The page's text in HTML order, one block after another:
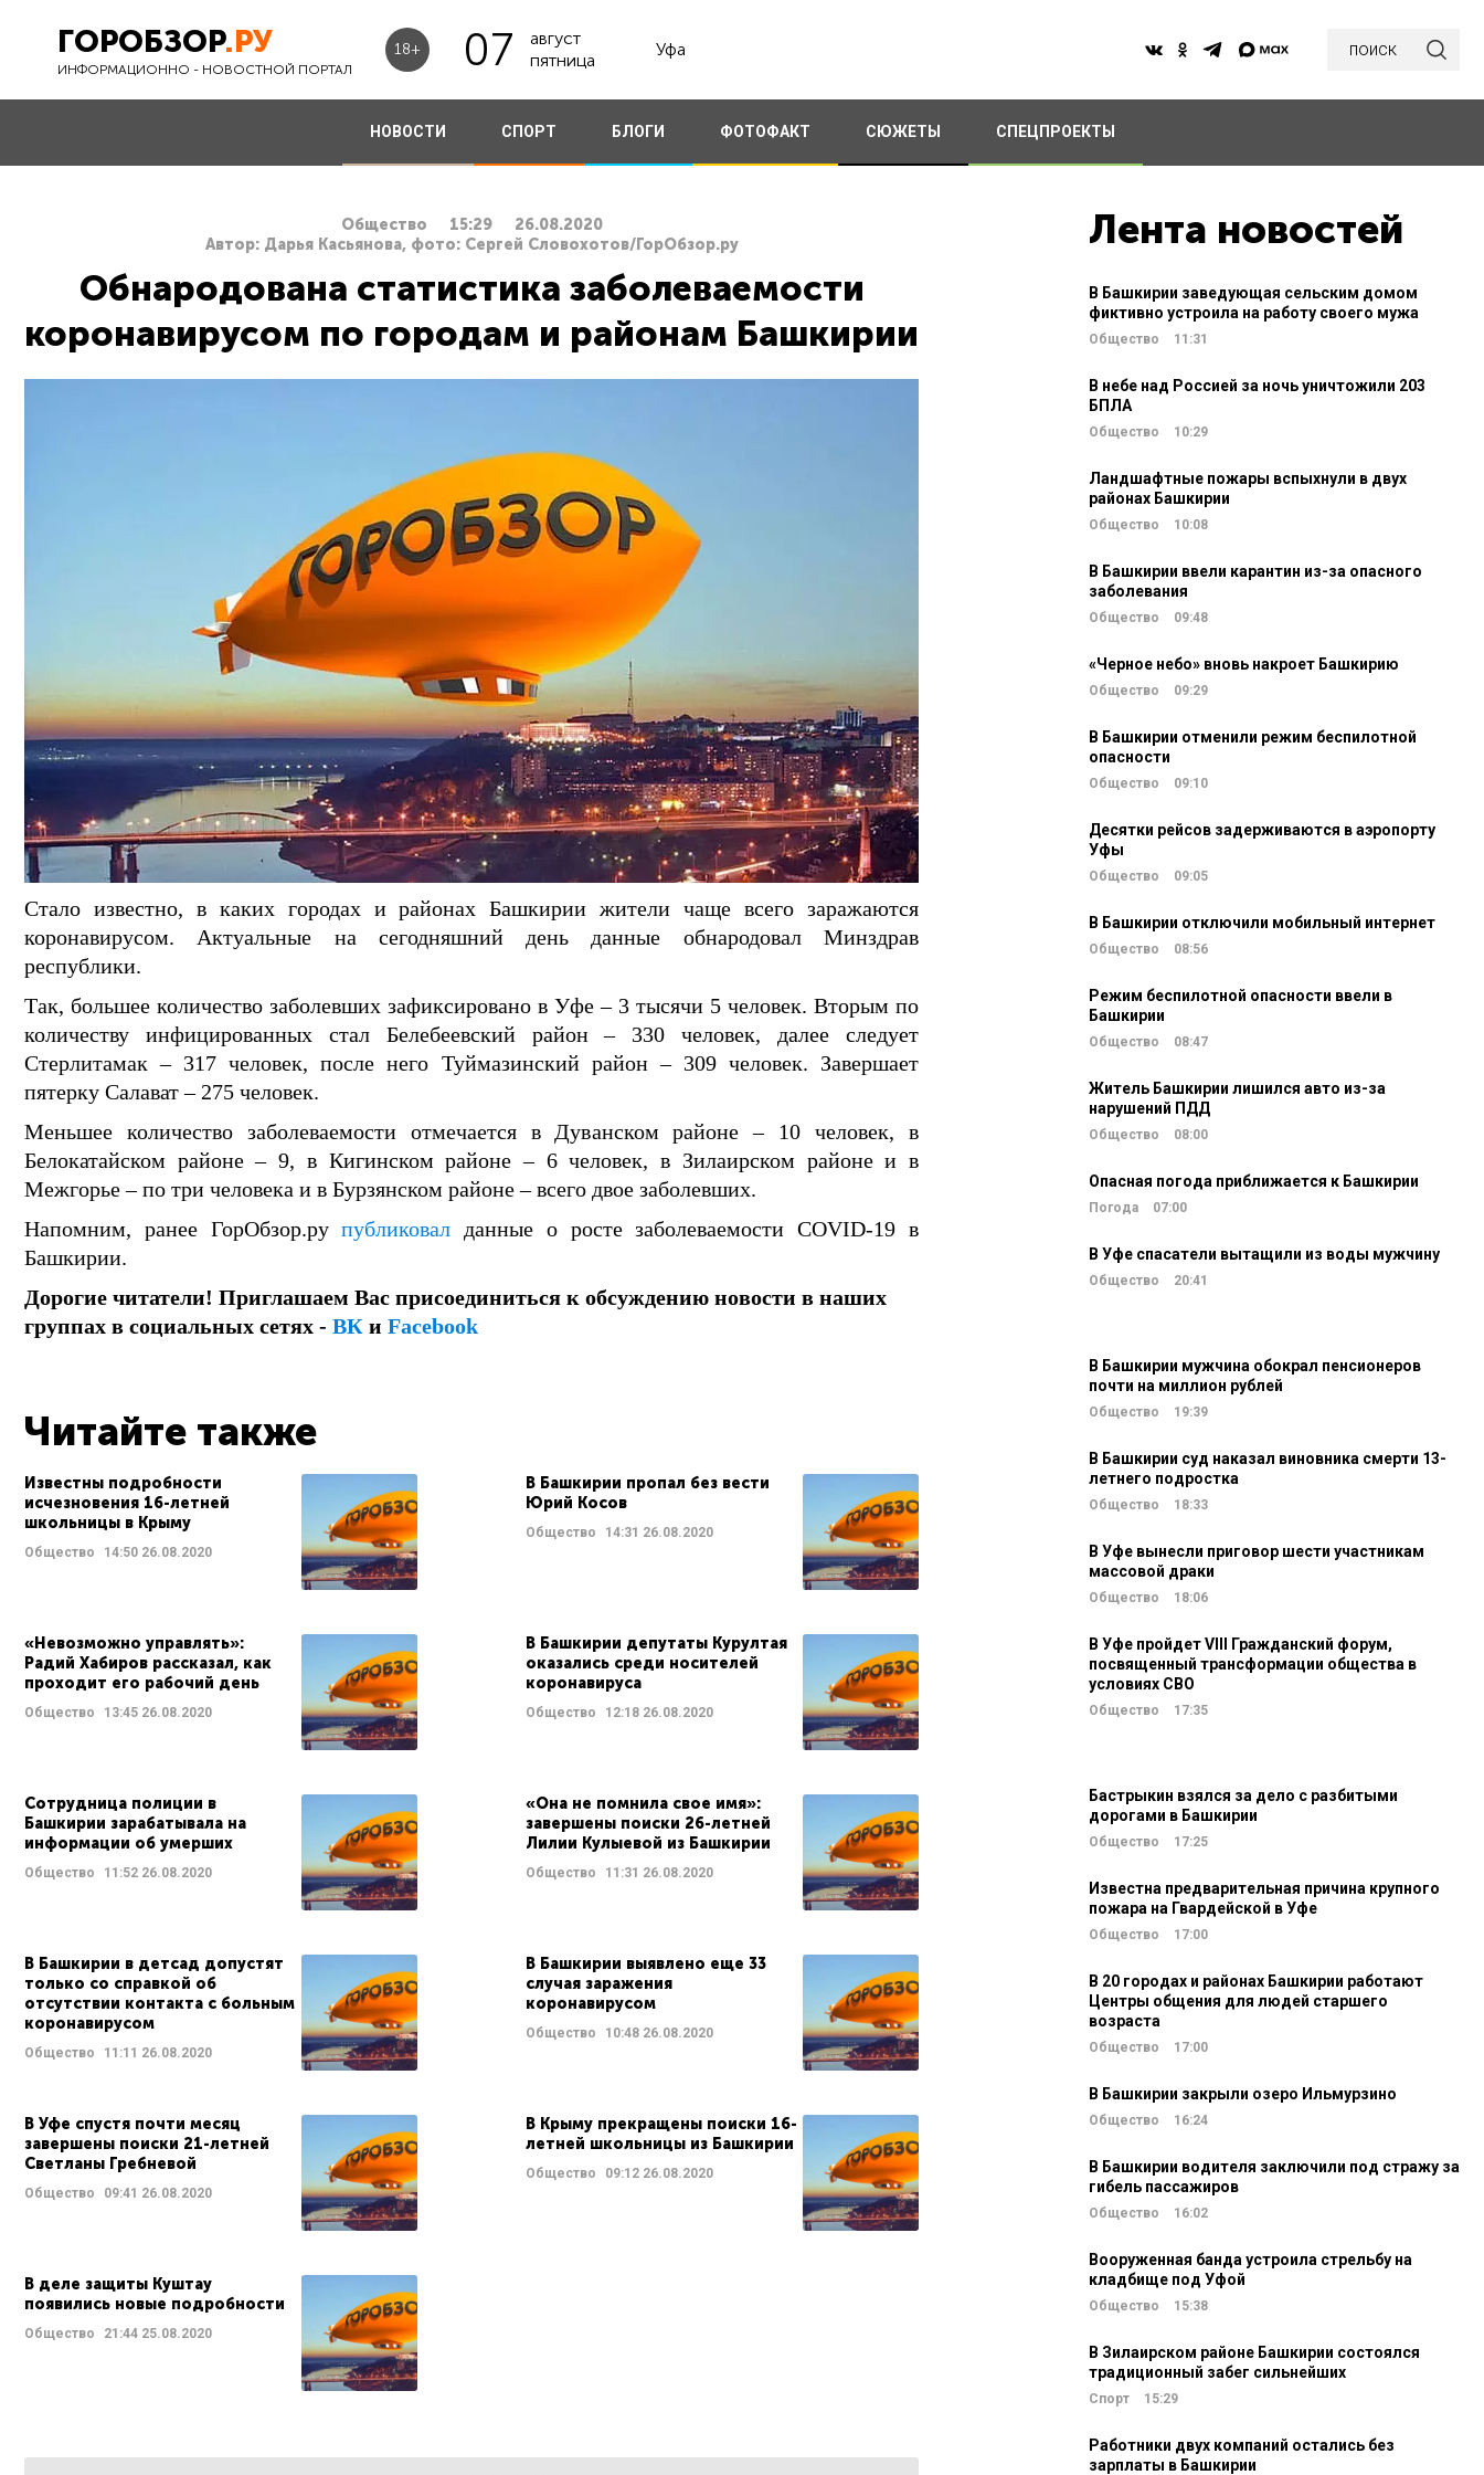
ГОРОБЗОР.РУ
ИНФОРМАЦИОННО - НОВОСТНОЙ ПОРТАЛ
18+ 07
август
пятница
Уфа поиск
НОВОСТИ СПОРТ БЛОГИ ФОТОФАКТ СЮЖЕТЫ СПЕЦПРОЕКТЫ
Общество 15:29
26.08.2020
Автор: Дарья Касьянова, фото: Сергей Словохотов/ГорОбзор.ру
Обнародована статистика заболеваемости
коронавирусом по городам и районам Башкирии
Стало известно, в каких городах и районах Башкирии жители чаще всего заражаются
коронавирусом. Актуальные на сегодняшний день данные обнародовал Минздрав
республики.
Так, большее количество заболевших зафиксировано в Уфе – 3 тысячи 5 человек. Вторым по
количеству инфицированных стал Белебеевский район – 330 человек, далее следует
Стерлитамак – 317 человек, после него Туймазинский район – 309 человек. Завершает
пятерку Салават – 275 человек.
Меньшее количество заболеваемости отмечается в Дуванском районе – 10 человек, в
Белокатайском районе – 9, в Кигинском районе – 6 человек, в Зилаирском районе и в
Межгорье – по три человека и в Бурзянском районе – всего двое заболевших.
Напомним, ранее ГорОбзор.рупубликовал данные о росте заболеваемости COVID-19 в
Башкирии.
Дорогие читатели! Приглашаем Вас присоединиться к обсуждению новости в наших
группах в социальных сетях - ВК и Facebook
Читайте также
Известны подробности
исчезновения 16-летней
школьницы в Крыму
Общество 14:50 26.08.2020
В Башкирии пропал без вести
Юрий Косов
Общество 14:31 26.08.2020
«Невозможно управлять»:
Радий Хабиров рассказал, как
проходит его рабочий день
Общество 13:45 26.08.2020
В Башкирии депутаты Курултая
оказались среди носителей
коронавируса
Общество 12:1826.08.2020
Сотрудница полиции в
Башкирии зарабатывала на
информации об умерших
Общество 11:52 26.08.2020
«Она не помнила свое имя»:
завершены поиски 26-летней
Лилии Кулыевой из Башкирии
Общество 11:31 26.08.2020
В Башкирии в детсад допустят
только со справкой об
отсутствии контакта с больным
коронавирусом
Общество 11:11 26.08.2020
В Башкирии выявлено еще 33
случая заражения
коронавирусом
Общество 10:4826.08.2020
В Уфе спустя почти месяц
завершены поиски 21-летней
Светланы Гребневой
Общество 09:41 26.08.2020
В Крыму прекращены поиски 16-
летней школьницы из Башкирии
Общество 09:1226.08.2020
В деле защиты Куштау
появились новые подробности
Общество 21:44 25.08.2020
Лента новостей
В Башкирии заведующая сельским домом
фиктивно устроила на работу своего мужа
Общество 11:31
В небе над Россией за ночь уничтожили 203
БПЛА
Общество 10:29
Ландшафтные пожары вспыхнули в двух
районах Башкирии
Общество 10:08
В Башкирии ввели карантин из-за опасного
заболевания
Общество 09:48
«Черное небо» вновь накроет Башкирию
Общество 09:29
В Башкирии отменили режим беспилотной
опасности
Общество 09:10
Десятки рейсов задерживаются в аэропорту
Уфы
Общество 09:05
В Башкирии отключили мобильный интернет
Общество 08:56
Режим беспилотной опасности ввели в
Башкирии
Общество 08:47
Житель Башкирии лишился авто из-за
нарушений ПДД
Общество 08:00
Опасная погода приближается к Башкирии
Погода 07:00
В Уфе спасатели вытащили из воды мужчину
Общество 20:41
В Башкирии мужчина обокрал пенсионеров
почти на миллион рублей
Общество 19:39
В Башкирии суд наказал виновника смерти 13-
летнего подростка
Общество 18:33
В Уфе вынесли приговор шести участникам
массовой драки
Общество 18:06
В Уфе пройдет VIII Гражданский форум,
посвященный трансформации общества в
условиях СВО
Общество 17:35
Бастрыкин взялся за дело с разбитыми
дорогами в Башкирии
Общество 17:25
Известна предварительная причина крупного
пожара на Гвардейской в Уфе
Общество 17:00
В 20 городах и районах Башкирии работают
Центры общения для людей старшего
возраста
Общество 17:00
В Башкирии закрыли озеро Ильмурзино
Общество 16:24
В Башкирии водителя заключили под стражу за
гибель пассажиров
Общество 16:02
Вооруженная банда устроила стрельбу на
кладбище под Уфой
Общество 15:38
В Зилаирском районе Башкирии состоялся
традиционный забег сильнейших
Спорт 15:29
Работники двух компаний остались без
зарплаты в Башкирии